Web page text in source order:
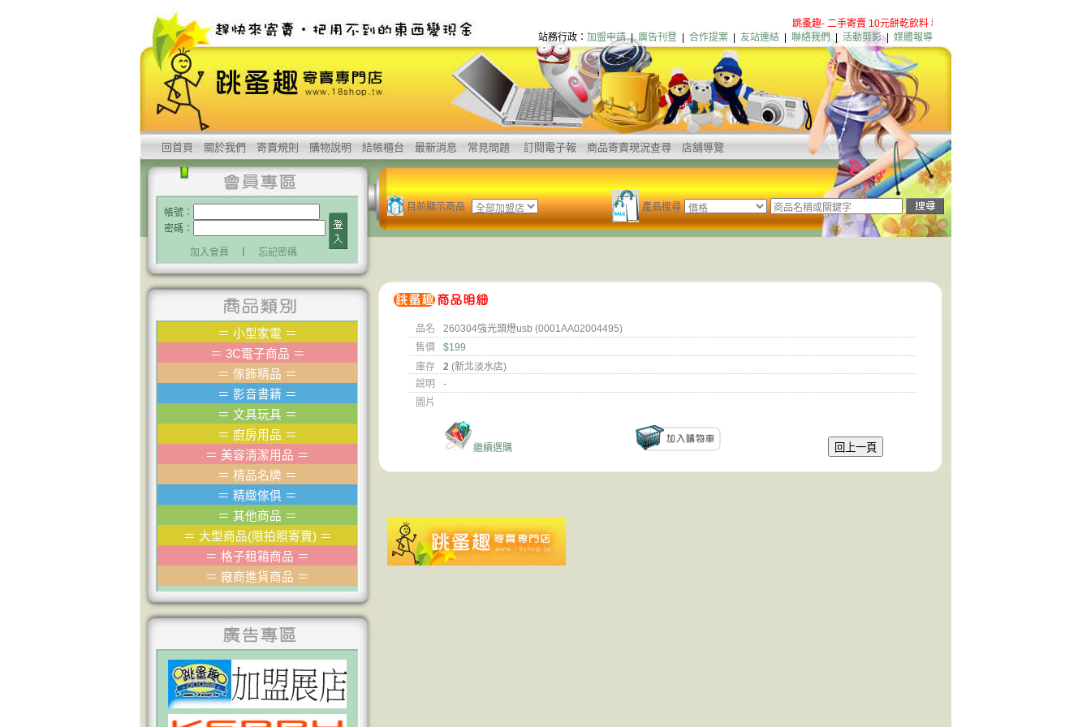
跳蚤趣- 二手寄賣 10元餅乾飲料 粉絲團歡迎加入
站務行政： 加盟申請|廣告刊登 合作提案 友站連結 聯絡我們 | 活動剪影| 媒體報導
回首頁 關於我們 寄賣規則 購物說明 結帳櫃台 最新消息 常見問題 訂閱電子報 商品寄賣現況查尋 店舖導覽
帳號：
密碼：
加入會員 忘記密碼
目前顯示商品 產品搜尋
＝ 小型家電 ＝
＝ 3C電子商品 ＝
＝ 傢飾精品 ＝
＝ 影音書籍 ＝
＝ 文具玩具 ＝
＝ 廚房用品 ＝
＝ 美容清潔用品 ＝
＝ 棈品名牌 ＝
＝ 精緻傢俱 ＝
＝ 其他商品 ＝
＝ 大型商品(限拍照寄賣) ＝
＝ 格子租箱商品 ＝
＝ 廠商進貨商品 ＝
品名
260304強光頭燈usb (0001AA02004495)
售價
$199
庫存
2 (新北淡水店)
說明
-
圖片
繼續選購